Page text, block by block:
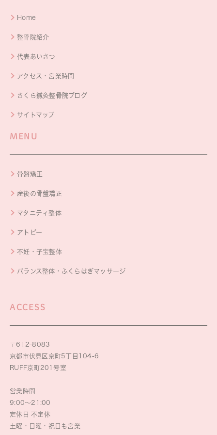
Home
整骨院紹介
代表あいさつ
アクセス・営業時間
さくら鍼灸整骨院ブログ
サイトマップ
MENU
骨盤矯正
産後の骨盤矯正
マタニティ整体
アトピー
不妊・子宝整体
バランス整体・ふくらはぎマッサージ
ACCESS
〒612-8083
京都市伏見区京町5丁目104-6
RUFF京町201号室
営業時間
9:00～21:00
定休日 不定休
土曜・日曜・祝日も営業